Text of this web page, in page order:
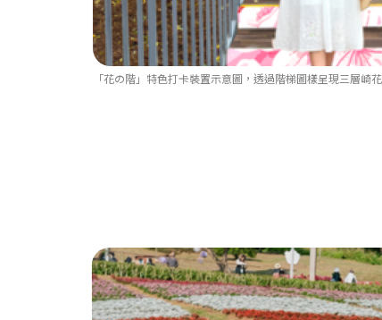
「花の階」特色打卡裝置示意圖，透過階梯圖樣呈現三層崎